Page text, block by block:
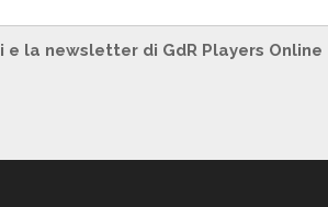
la newsletter di GdR Players Online